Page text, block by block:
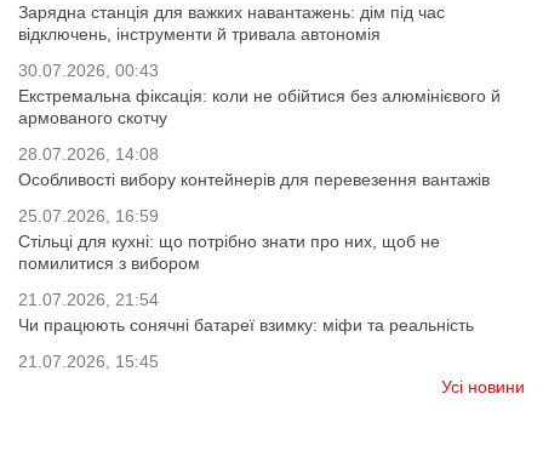
Зарядна станція для важких навантажень: дім під час
відключень, інструменти й тривала автономія
30.07.2026, 00:43
Екстремальна фіксація: коли не обійтися без алюмінієвого й
армованого скотчу
28.07.2026, 14:08
Особливості вибору контейнерів для перевезення вантажів
25.07.2026, 16:59
Стільці для кухні: що потрібно знати про них, щоб не
помилитися з вибором
21.07.2026, 21:54
Чи працюють сонячні батареї взимку: міфи та реальність
21.07.2026, 15:45
Усі новини